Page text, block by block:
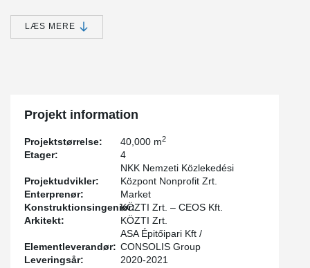
has the appropriate standards, sizes and designs for all existing
indoor sports, which is why, for example, basketball, volleyball, ice
hockey, tennis, and skating, as well as certain equestrian and
LÆS MERE
Projekt information
Projektstørrelse: 40,000 m2
Etager: 4
Projektudvikler:
NKK Nemzeti Közlekedési
Központ Nonprofit Zrt.
Enterprenør:
Market
Konstruktionsingeniør:KÖZTI Zrt. – CEOS Kft.
Arkitekt:
KÖZTI Zrt.
Elementleverandør:
ASA Épitőipari Kft /
CONSOLIS Group
Leveringsår:
2020-2021